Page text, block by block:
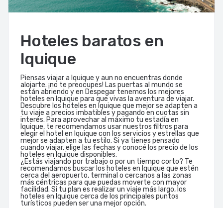
Hoteles baratos en
Iquique
Piensas viajar a Iquique y aun no encuentras donde
alojarte. ¡no te preocupes! Las puertas al mundo se
están abriendo y en Despegar tenemos los mejores
hoteles en Iquique para que vivas la aventura de viajar.
Descubre los hoteles en Iquique que mejor se adapten a
tu viaje a precios imbatibles y pagando en cuotas sin
interés. Para aprovechar al máximo tu estadía en
Iquique, te recomendamos usar nuestros filtros para
elegir el hotel en Iquique con los servicios y estrellas que
mejor se adapten a tu estilo. Si ya tienes pensado
cuando viajar, elige las fechas y conocé los precio de los
hoteles en Iquique disponibles.
¿Estás viajando por trabajo o por un tiempo corto? Te
recomendamos buscar los hoteles en Iquique que estén
cerca del aeropuerto, terminal o cercanos a las zonas
más céntricas para que puedas moverte con mayor
facilidad. Si tu plan es realizar un viaje más largo, los
hoteles en Iquique cerca de los principales puntos
turísticos pueden ser una mejor opción.